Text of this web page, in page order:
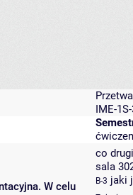
IME-
W celu
co
sala
B-3 jaki